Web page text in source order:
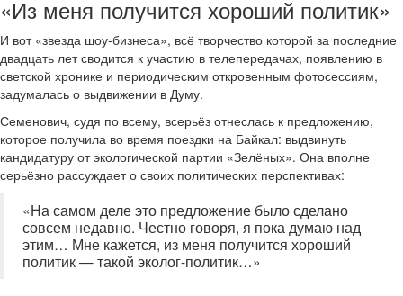
«Из меня получится хороший политик»
И вот «звезда шоу-бизнеса», всё творчество которой за последние
двадцать лет сводится к участию в телепередачах, появлению в
светской хронике и периодическим откровенным фотосессиям,
задумалась о выдвижении в Думу.
Семенович, судя по всему, всерьёз отнеслась к предложению,
которое получила во время поездки на Байкал: выдвинуть
кандидатуру от экологической партии «Зелёных». Она вполне
серьёзно рассуждает о своих политических перспективах:
«На самом деле это предложение было сделано
совсем недавно. Честно говоря, я пока думаю над
этим… Мне кажется, из меня получится хороший
политик — такой эколог-политик…»